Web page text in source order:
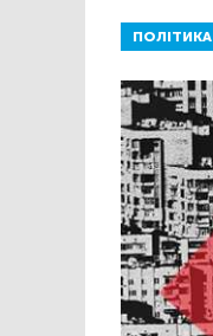
ПОЛІТИКА